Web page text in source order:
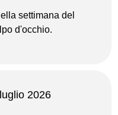
settimana del
d'occhio.
2026